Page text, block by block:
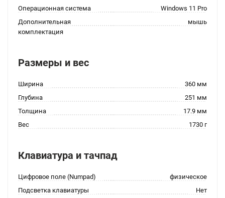
Операционная система
Windows 11 Pro
Дополнительная
комплектация
мышь
Размеры и вес
Ширина
360 мм
Глубина
251 мм
Толщина
17.9 мм
Вес
1730 г
Клавиатура и тачпад
Цифровое поле (Numpad)
физическое
Подсветка клавиатуры
Нет